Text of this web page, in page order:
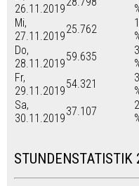
26.11.2019
Mi,
27.11.2019
25.762
Do,
28.11.2019
59.635
Fr,
29.11.2019
54.321
Sa,
30.11.2019
37.107